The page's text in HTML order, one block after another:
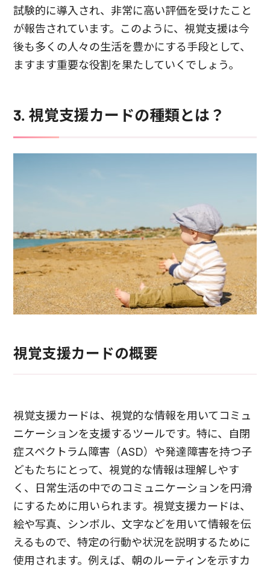
試験的に導入され、非常に高い評価を受けたこと
が報告されています。このように、視覚支援は今
後も多くの人々の生活を豊かにする手段として、
ますます重要な役割を果たしていくでしょう。
3. 視覚支援カードの種類とは？
視覚支援カードの概要
視覚支援カードは、視覚的な情報を用いてコミュ
ニケーションを支援するツールです。特に、自閉
症スペクトラム障害（ASD）や発達障害を持つ子
どもたちにとって、視覚的な情報は理解しやす
く、日常生活の中でのコミュニケーションを円滑
にするために用いられます。視覚支援カードは、
絵や写真、シンボル、文字などを用いて情報を伝
えるもので、特定の行動や状況を説明するために
使用されます。例えば、朝のルーティンを示すカ